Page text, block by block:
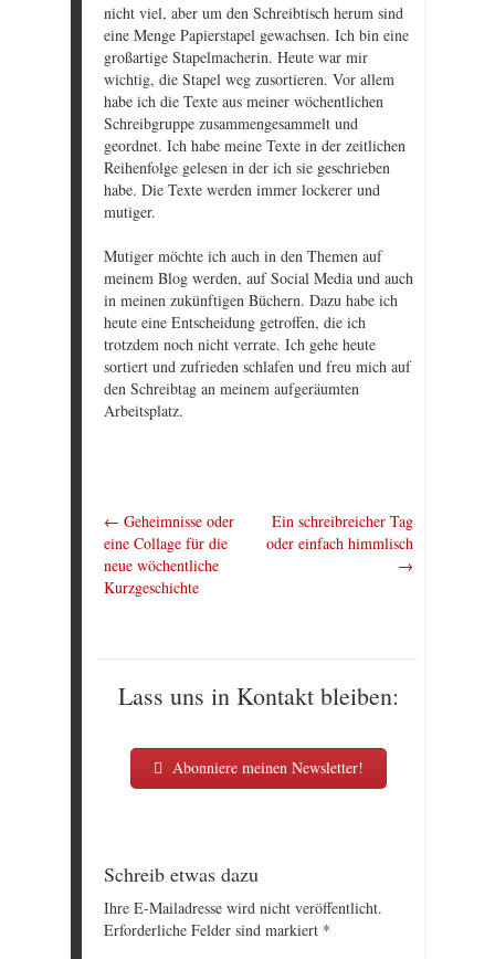
nicht viel, aber um den Schreibtisch herum sind
eine Menge Papierstapel gewachsen. Ich bin eine
großartige Stapelmacherin. Heute war mir
wichtig, die Stapel weg zusortieren. Vor allem
habe ich die Texte aus meiner wöchentlichen
Schreibgruppe zusammengesammelt und
geordnet. Ich habe meine Texte in der zeitlichen
Reihenfolge gelesen in der ich sie geschrieben
habe. Die Texte werden immer lockerer und
mutiger.
Mutiger möchte ich auch in den Themen auf
meinem Blog werden, auf Social Media und auch
in meinen zukünftigen Büchern. Dazu habe ich
heute eine Entscheidung getroffen, die ich
trotzdem noch nicht verrate. Ich gehe heute
sortiert und zufrieden schlafen und freu mich auf
den Schreibtag an meinem aufgeräumten
Arbeitsplatz.
← Geheimnisse oder
eine Collage für die
neue wöchentliche
Kurzgeschichte
Ein schreibreicher Tag
oder einfach himmlisch
→
Lass uns in Kontakt bleiben:
Abonniere meinen Newsletter!
Schreib etwas dazu
Ihre E-Mailadresse wird nicht veröffentlicht.
Erforderliche Felder sind markiert *